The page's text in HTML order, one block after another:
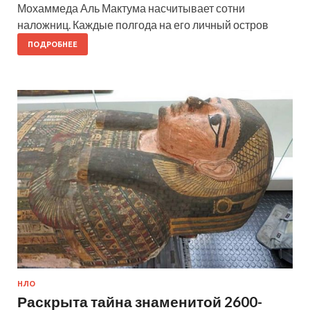
Мохаммеда Аль Мактума насчитывает сотни
наложниц. Каждые полгода на его личный остров
ПОДРОБНЕЕ
НЛО
Раскрыта тайна знаменитой 2600-